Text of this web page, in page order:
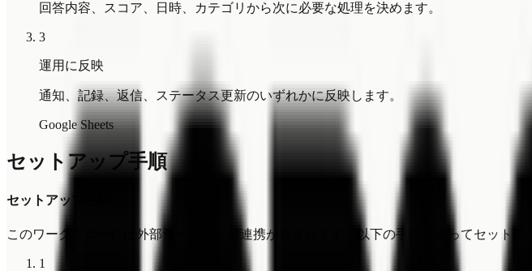
回答内容、スコア、日時、カテゴリから次に必要な処理を決めます。
3
運用に反映
通知、記録、返信、ステータス更新のいずれかに反映します。
Google Sheets
セットアップ手順
セットアップ手順
このワークフローには外部サービスとの連携が含まれます。以下の手順に従ってセットア
1